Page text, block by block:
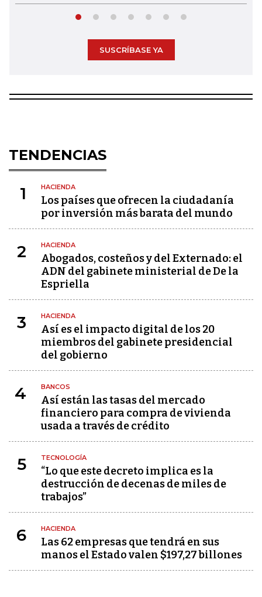
SUSCRÍBASE YA
TENDENCIAS
1 HACIENDA
Los países que ofrecen la ciudadanía
por inversión más barata del mundo
2 HACIENDA
Abogados, costeños y del Externado: el
ADN del gabinete ministerial de De la
Espriella
3 HACIENDA
Así es el impacto digital de los 20
miembros del gabinete presidencial
del gobierno
4 BANCOS
Así están las tasas del mercado
financiero para compra de vivienda
usada a través de crédito
5 TECNOLOGÍA
“Lo que este decreto implica es la
destrucción de decenas de miles de
trabajos”
6 HACIENDA
Las 62 empresas que tendrá en sus
manos el Estado valen $197,27 billones